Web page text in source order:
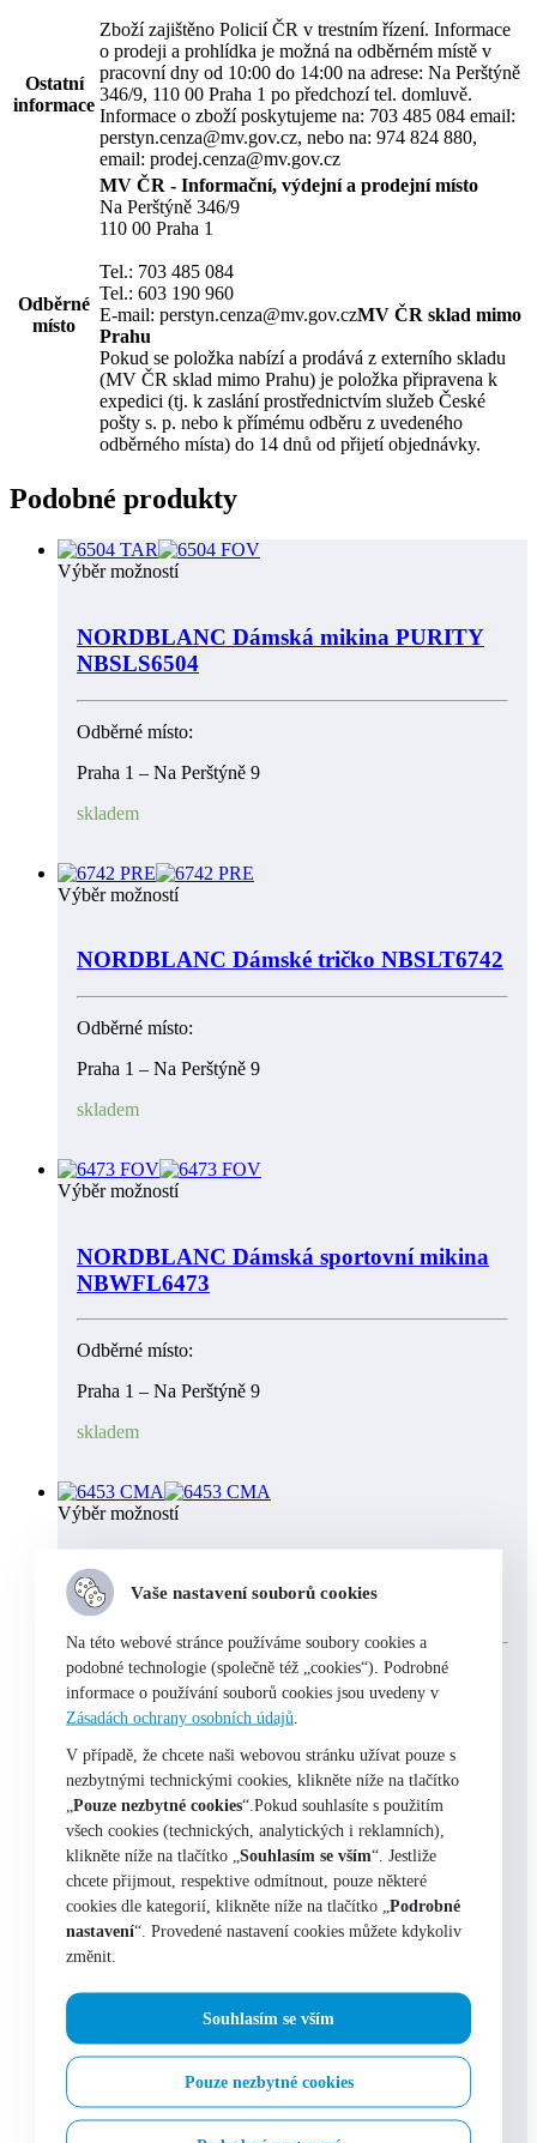
Ostatní
informace
Zboží zajištěno Policií ČR v trestním řízení. Informace
o prodeji a prohlídka je možná na odběrném místě v
pracovní dny od 10:00 do 14:00 na adrese: Na Perštýně
346/9, 110 00 Praha 1 po předchozí tel. domluvě.
Informace o zboží poskytujeme na: 703 485 084 email:
perstyn.cenza@mv.gov.cz, nebo na: 974 824 880,
email: prodej.cenza@mv.gov.cz
Odběrné
místo
MV ČR - Informační, výdejní a prodejní místo
Na Perštýně 346/9
110 00 Praha 1
Tel.: 703 485 084
Tel.: 603 190 960
E-mail: perstyn.cenza@mv.gov.czMV ČR sklad mimo
Prahu
Pokud se položka nabízí a prodává z externího skladu
(MV ČR sklad mimo Prahu) je položka připravena k
expedici (tj. k zaslání prostřednictvím služeb České
pošty s. p. nebo k přímému odběru z uvedeného
odběrného místa) do 14 dnů od přijetí objednávky.
Podobné produkty
Výběr možností
NORDBLANC Dámská mikina PURITY
NBSLS6504
Odběrné místo:
Praha 1 – Na Perštýně 9
skladem
Výběr možností
NORDBLANC Dámské tričko NBSLT6742
Odběrné místo:
Praha 1 – Na Perštýně 9
skladem
Výběr možností
NORDBLANC Dámská sportovní mikina
NBWFL6473
Odběrné místo:
Praha 1 – Na Perštýně 9
skladem
Výběr možností
NORDBLANC Dámská sportovní mikina
NBFLF6453
Odběrné místo:
Praha 1 – Na Perštýně 9
skladem
Vaše nastavení souborů cookies
Na této webové stránce používáme soubory cookies a
podobné technologie (společně též „cookies“). Podrobné
informace o používání souborů cookies jsou uvedeny v
Zásadách ochrany osobních údajů
V případě, že chcete naši webovou stránku užívat pouze s
nezbytnými technickými cookies, klikněte níže na tlačítko
„Pouze nezbytné cookies“.Pokud souhlasíte s použitím
všech cookies (technických, analytických i reklamních),
klikněte níže na tlačítko „Souhlasím se vším“. Jestliže
chcete přijmout, respektive odmítnout, pouze některé
cookies dle kategorií, klikněte níže na tlačítko „Podrobné
nastavení“. Provedené nastavení cookies můžete kdykoliv
změnit.
Souhlasím se vším
Pouze nezbytné cookies